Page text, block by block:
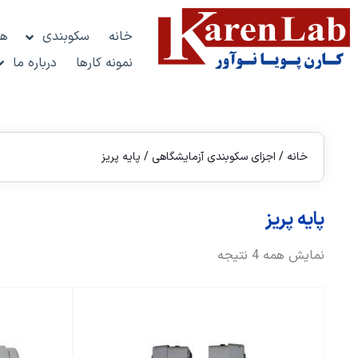
خانه سکوبندی
نمونه کارها
درباره ما
خانه / اجزای سکوبندی آزمایشگاهی / پایه پریز
پایه پریز
نمایش همه 4 نتیجه